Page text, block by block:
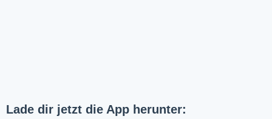
Lade dir jetzt die App herunter: